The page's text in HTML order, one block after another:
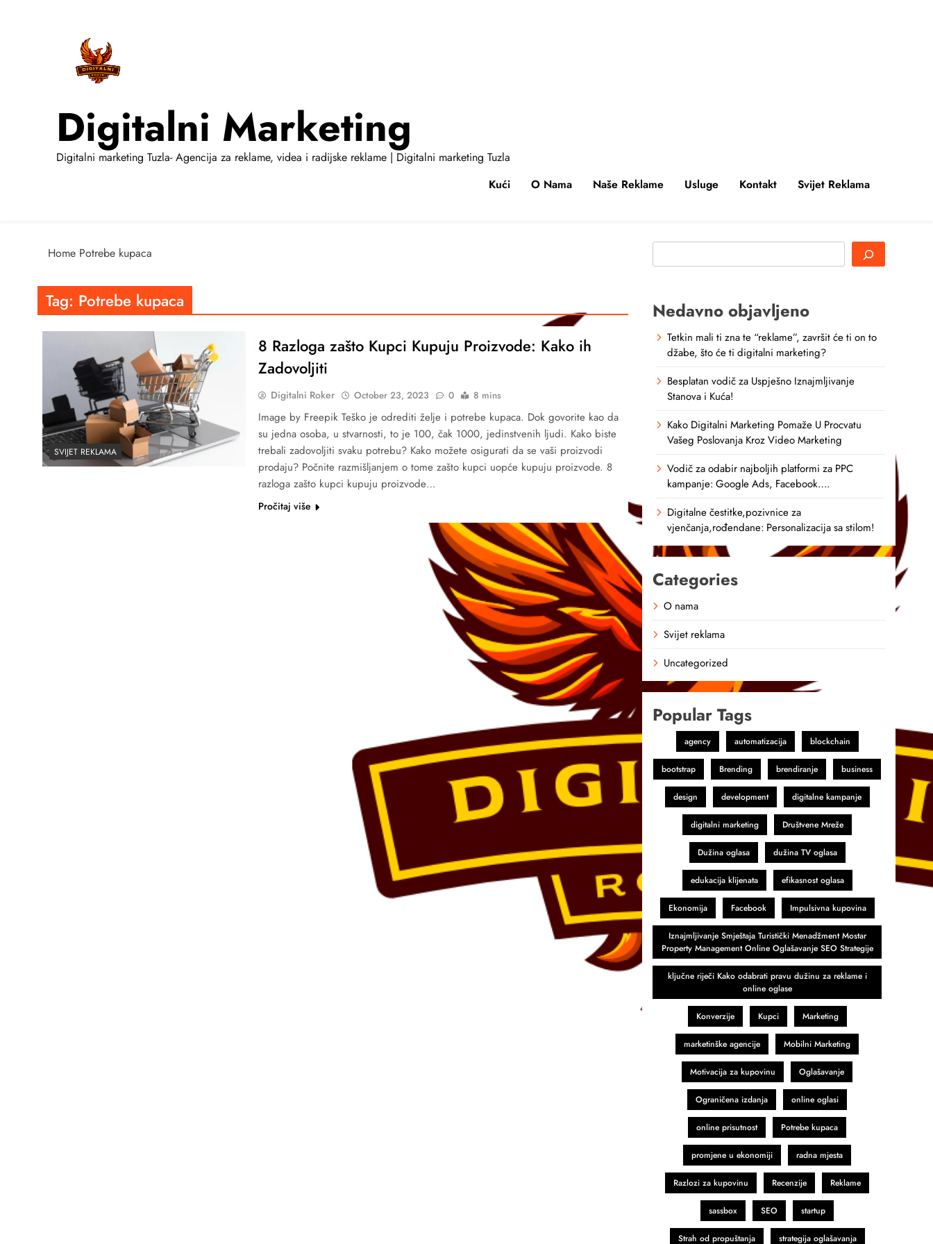
Digitalni Marketing
Digitalni marketing Tuzla- Agencija za reklame, videa i radijske reklame | Digitalni marketing Tuzla
Kući
O Nama Naše Reklame Usluge Kontakt Svijet Reklama
Home Potrebe kupaca
Tag: Potrebe kupaca
SVIJET REKLAMA
8 Razloga zašto Kupci Kupuju Proizvode: Kako ih
Zadovoljiti
Digitalni Roker October 23, 2023 0 8 mins
Image by Freepik Teško je odrediti želje i potrebe kupaca. Dok govorite kao da
su jedna osoba, u stvarnosti, to je 100, čak 1000, jedinstvenih ljudi. Kako biste
trebali zadovoljiti svaku potrebu? Kako možete osigurati da se vaši proizvodi
prodaju? Počnite razmišljanjem o tome zašto kupci uopće kupuju proizvode. 8
razloga zašto kupci kupuju proizvode…
Pročitaj više
Nedavno objavljeno
Tetkin mali ti zna te “reklame”, završit će ti on to
džabe, što će ti digitalni marketing?
Besplatan vodič za Uspješno Iznajmljivanje
Stanova i Kuća!
Kako Digitalni Marketing Pomaže U Procvatu
Vašeg Poslovanja Kroz Video Marketing
Vodič za odabir najboljih platformi za PPC
kampanje: Google Ads, Facebook….
Digitalne čestitke,pozivnice za
vjenčanja,rođendane: Personalizacija sa stilom!
Categories
O nama
Svijet reklama
Uncategorized
Popular Tags
agency automatizacija blockchain
bootstrap Brending brendiranje business
design development digitalne kampanje
digitalni marketing Društvene Mreže
Dužina oglasa dužina TV oglasa
edukacija klijenata efikasnost oglasa
Ekonomija Facebook Impulsivna kupovina
Iznajmljivanje Smještaja Turistički Menadžment Mostar
Property Management Online Oglašavanje SEO Strategije
ključne riječi Kako odabrati pravu dužinu za reklame i
online oglase
Konverzije Kupci Marketing
marketinške agencije Mobilni Marketing
Motivacija za kupovinu Oglašavanje
Ograničena izdanja online oglasi
online prisutnost Potrebe kupaca
promjene u ekonomiji radna mjesta
Razlozi za kupovinu Recenzije Reklame
sassbox SEO startup
Strah od propuštanja strategija oglašavanja